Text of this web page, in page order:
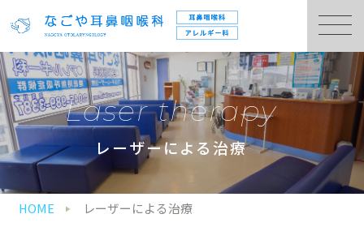
レーザーによる治療
Laser therapy
HOME レーザーによる治療